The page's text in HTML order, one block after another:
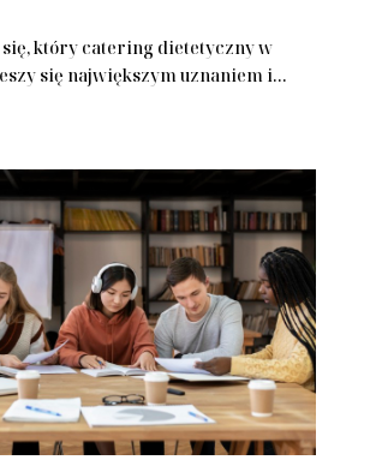
się, który catering dietetyczny w
się największym uznaniem i...